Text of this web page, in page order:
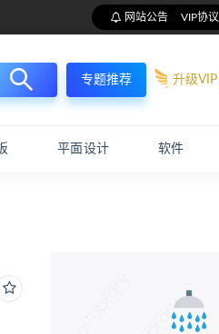
网站公告 VIP协议
专题推荐 升级VIP
平面设计 软件